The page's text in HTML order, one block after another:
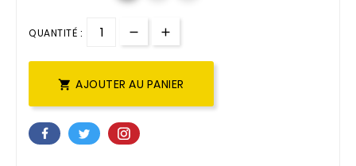
QUANTITÉ :
 AJOUTER AU PANIER